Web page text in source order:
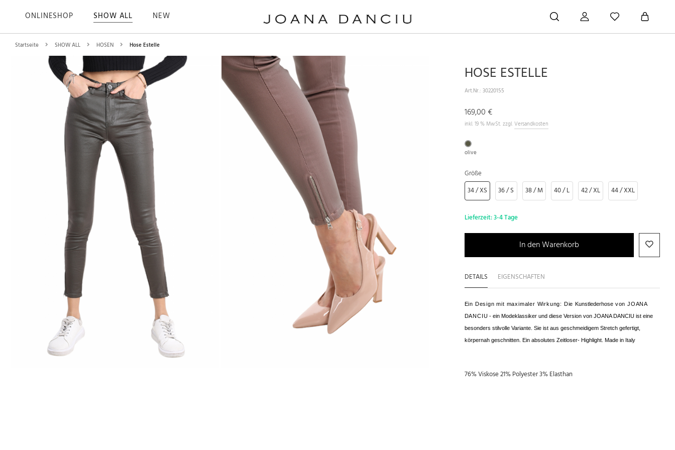
ONLINESHOP SHOW ALL NEW
Startseite SHOW ALL HOSEN Hose Estelle
HOSE ESTELLE
Art.Nr.: 30220155
169,00 €
inkl. 19 % MwSt. zzgl. Versandkosten
olive
Größe
34 / XS
36 / S 38 / M 40 / L 42 / XL 44 / XXL
Lieferzeit:3-4 Tage
In den Warenkorb
DETAILS EIGENSCHAFTEN
Ein Design mit maximaler Wirkung: Die Kunstlederhosevon JOANA
DANCIU - ein Modeklassiker und diese Version von JOANA DANCIU ist eine
besonders stilvolle Variante. Sie ist aus geschmeidigem Stretch gefertigt,
körpernah geschnitten. Ein absolutes Zeitloser- Highlight. Made in Italy
76% Viskose 21% Polyester 3% Elasthan